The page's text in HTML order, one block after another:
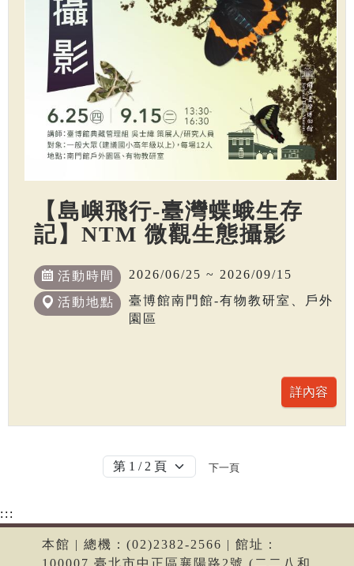
【島嶼飛行-臺灣蝶蛾生存
記】NTM 微觀生態攝影
活動時間 2026/06/25 ~ 2026/09/15
活動地點
臺博館南門館-有物教研室、戶外
園區
下一頁
:::
本館 | 總機：(02)2382-2566 | 館址：
100007 臺北市中正區襄陽路2號 (二二八和